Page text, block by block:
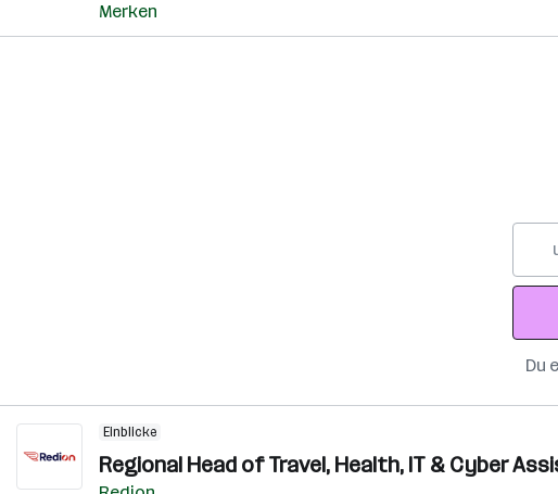
Merken
Du
Einblicke
Regional Head of Travel, Health, IT & Cyber